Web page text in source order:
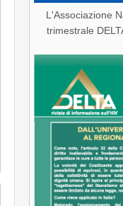
L'Associazione
trimestrale